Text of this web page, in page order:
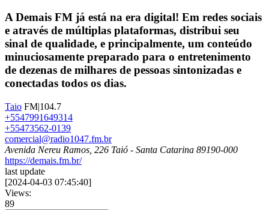
A Demais FM já está na era digital! Em redes sociais
e através de múltiplas plataformas, distribui seu
sinal de qualidade, e principalmente, um conteúdo
minuciosamente preparado para o entretenimento
de dezenas de milhares de pessoas sintonizadas e
conectadas todos os dias.
Taio FM|104.7
+5547991649314
+55473562-0139
comercial@radio1047.fm.br
Avenida Nereu Ramos, 226 Taió - Santa Catarina 89190-000
https://demais.fm.br/
last update
[2024-04-03 07:45:40]
Views:
89